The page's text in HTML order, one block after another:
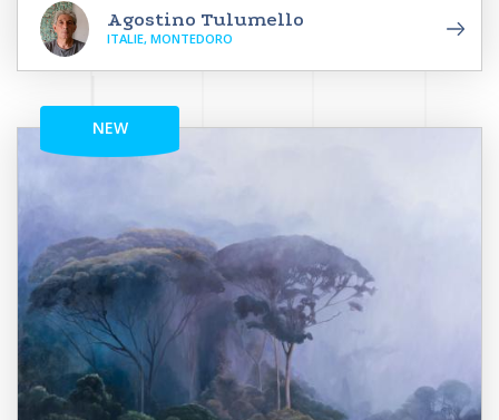
Agostino Tulumello
ITALIE, MONTEDORO
NEW